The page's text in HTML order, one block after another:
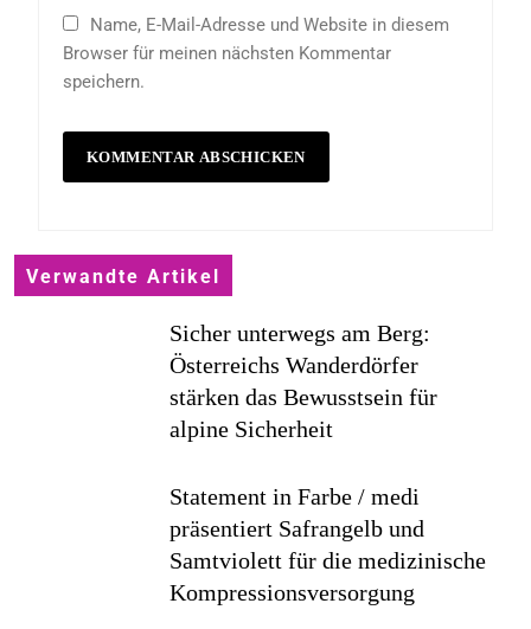
Name, E-Mail-Adresse und Website in diesem
Browser für meinen nächsten Kommentar
speichern.
Verwandte Artikel
Sicher unterwegs am Berg:
Österreichs Wanderdörfer
stärken das Bewusstsein für
alpine Sicherheit
Statement in Farbe / medi
präsentiert Safrangelb und
Samtviolett für die medizinische
Kompressionsversorgung